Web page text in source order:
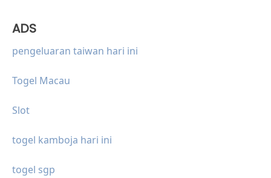
ADS
pengeluaran taiwan hari ini
Togel Macau
Slot
togel kamboja hari ini
togel sgp